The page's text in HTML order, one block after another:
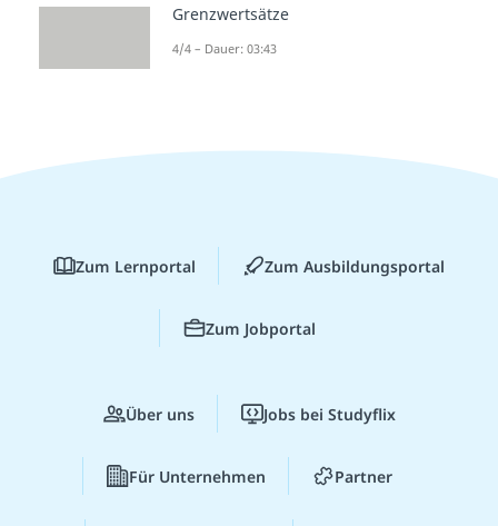
Grenzwertsätze
4/4 – Dauer: 03:43
Zum Lernportal Zum Ausbildungsportal
Zum Jobportal
Über uns Jobs bei Studyflix
Für Unternehmen Partner